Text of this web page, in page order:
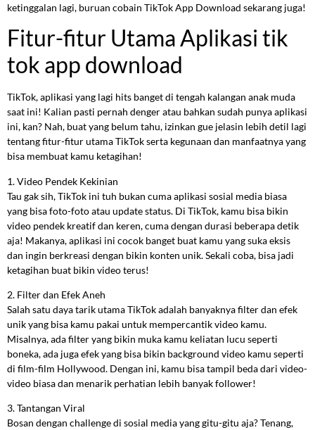
ketinggalan lagi, buruan cobain TikTok App Download sekarang juga!
Fitur-fitur Utama Aplikasi tik
tok app download
TikTok, aplikasi yang lagi hits banget di tengah kalangan anak muda
saat ini! Kalian pasti pernah denger atau bahkan sudah punya aplikasi
ini, kan? Nah, buat yang belum tahu, izinkan gue jelasin lebih detil lagi
tentang fitur-fitur utama TikTok serta kegunaan dan manfaatnya yang
bisa membuat kamu ketagihan!
1. Video Pendek Kekinian
Tau gak sih, TikTok ini tuh bukan cuma aplikasi sosial media biasa
yang bisa foto-foto atau update status. Di TikTok, kamu bisa bikin
video pendek kreatif dan keren, cuma dengan durasi beberapa detik
aja! Makanya, aplikasi ini cocok banget buat kamu yang suka eksis
dan ingin berkreasi dengan bikin konten unik. Sekali coba, bisa jadi
ketagihan buat bikin video terus!
2. Filter dan Efek Aneh
Salah satu daya tarik utama TikTok adalah banyaknya filter dan efek
unik yang bisa kamu pakai untuk mempercantik video kamu.
Misalnya, ada filter yang bikin muka kamu keliatan lucu seperti
boneka, ada juga efek yang bisa bikin background video kamu seperti
di film-film Hollywood. Dengan ini, kamu bisa tampil beda dari video-
video biasa dan menarik perhatian lebih banyak follower!
3. Tantangan Viral
Bosan dengan challenge di sosial media yang gitu-gitu aja? Tenang,